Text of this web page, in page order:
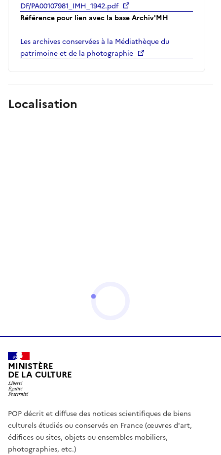
DF/PA00107981_IMH_1942.pdf
Référence pour lien avec la base Archiv'MH
Les archives conservées à la Médiathèque du
patrimoine et de la photographie
Localisation
MINISTÈRE
DE LA CULTURE
POP décrit et diffuse des notices scientifiques de biens
culturels étudiés ou conservés en France (œuvres d'art,
édifices ou sites, objets ou ensembles mobiliers,
photographies, etc.)